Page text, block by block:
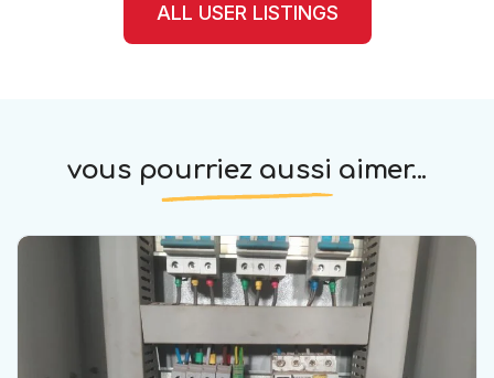
ALL USER LISTINGS
vous pourriez aussi aimer...